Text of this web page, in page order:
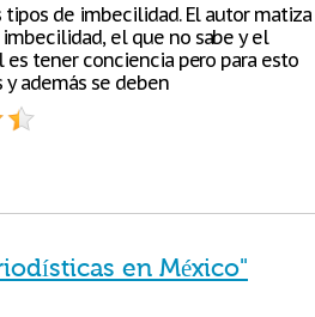
tipos de imbecilidad. El autor matiza
el que no sabe y el
tener conciencia pero para esto
además se deben
en México"